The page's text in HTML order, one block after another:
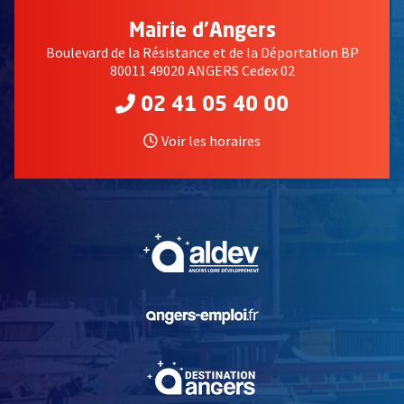
Mairie d'Angers
Boulevard de la Résistance et de la Déportation BP
80011 49020 ANGERS Cedex 02
02 41 05 40 00
Voir les horaires
, Ouvre une nouvelle